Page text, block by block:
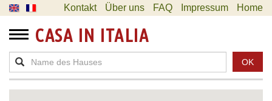
Kontakt Über uns FAQ Impressum Home
CASA IN ITALIA
OK